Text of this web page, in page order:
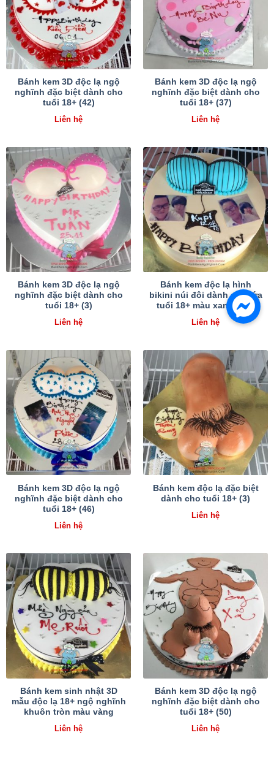
Bánh kem 3D độc lạ ngộ
nghĩnh đặc biệt dành cho
tuổi 18+ (42)
Liên hệ
Bánh kem 3D độc lạ ngộ
nghĩnh đặc biệt dành cho
tuổi 18+ (37)
Liên hệ
Bánh kem 3D độc lạ ngộ
nghĩnh đặc biệt dành cho
tuổi 18+ (3)
Liên hệ
Bánh kem độc lạ hình
bikini núi đôi dành cho lứa
tuổi 18+ màu xanh biển
Liên hệ
Bánh kem 3D độc lạ ngộ
nghĩnh đặc biệt dành cho
tuổi 18+ (46)
Liên hệ
Bánh kem độc lạ đặc biệt
dành cho tuổi 18+ (3)
Liên hệ
Bánh kem sinh nhật 3D
mẫu độc lạ 18+ ngộ nghĩnh
khuôn tròn màu vàng
Liên hệ
Bánh kem 3D độc lạ ngộ
nghĩnh đặc biệt dành cho
tuổi 18+ (50)
Liên hệ